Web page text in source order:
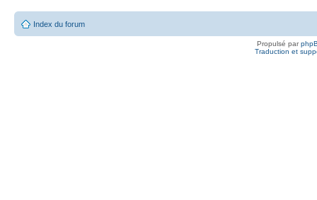
Index du forum
Propulsé par
Traduction et